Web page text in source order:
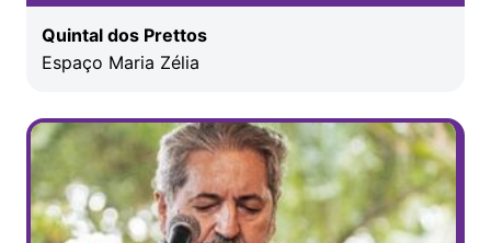
Quintal dos Prettos
Espaço Maria Zélia